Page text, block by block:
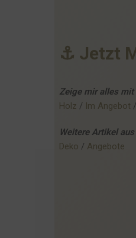
⚓ Jetzt
Zeige mir alles mit
Holz / Im Angebot /
Weitere Artikel aus
Deko / Angebote